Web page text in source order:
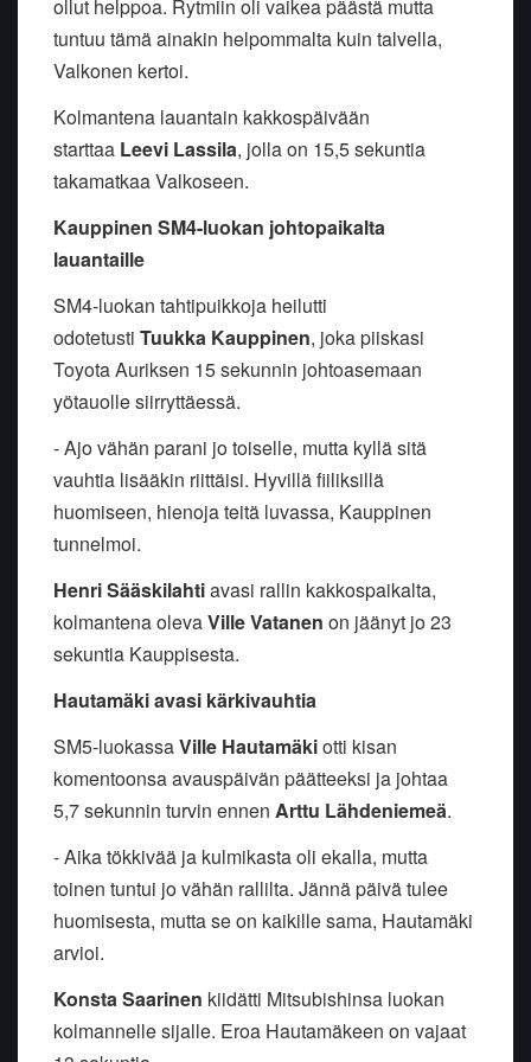
ollut helppoa. Rytmiin oli vaikea päästä mutta
tuntuu tämä ainakin helpommalta kuin talvella,
Valkonen kertoi.
Kolmantena lauantain kakkospäivään
starttaa Leevi Lassila, jolla on 15,5 sekuntia
takamatkaa Valkoseen.
Kauppinen SM4-luokan johtopaikalta
lauantaille
SM4-luokan tahtipuikkoja heilutti
odotetusti Tuukka Kauppinen, joka piiskasi
Toyota Auriksen 15 sekunnin johtoasemaan
yötauolle siirryttäessä.
- Ajo vähän parani jo toiselle, mutta kyllä sitä
vauhtia lisääkin riittäisi. Hyvillä fiiliksillä
huomiseen, hienoja teitä luvassa, Kauppinen
tunnelmoi.
Henri Sääskilahtiavasi rallin kakkospaikalta,
kolmantena olevaVille Vatanen on jäänyt jo 23
sekuntia Kauppisesta.
Hautamäki avasi kärkivauhtia
SM5-luokassaVille Hautamäkiotti kisan
komentoonsa avauspäivän päätteeksi ja johtaa
5,7 sekunnin turvin ennen Arttu Lähdeniemeä.
- Aika tökkivää ja kulmikasta oli ekalla, mutta
toinen tuntui jo vähän rallilta. Jännä päivä tulee
huomisesta, mutta se on kaikille sama, Hautamäki
arvioi.
Konsta Saarinen kiidätti Mitsubishinsa luokan
kolmannelle sijalle. Eroa Hautamäkeen on vajaat